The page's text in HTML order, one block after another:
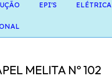
EPI'S ELÉTRICA
MELITA Nº 102